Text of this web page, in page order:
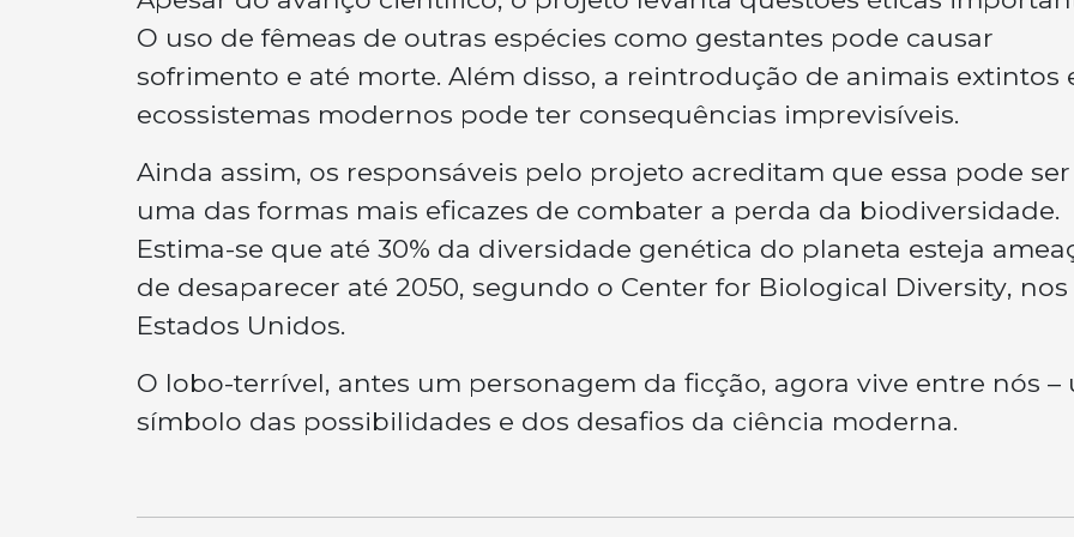
O uso de fêmeas de outras espécies como gestantes pode causar
sofrimento e até morte. Além disso, a reintrodução de animais extintos
ecossistemas modernos pode ter consequências imprevisíveis.
Ainda assim, os responsáveis pelo projeto acreditam que essa pode ser
uma das formas mais eficazes de combater a perda da biodiversidade.
Estima-se que até 30% da diversidade genética do planeta esteja
de desaparecer até 2050, segundo o Center for Biological Diversity, nos
Estados Unidos.
O lobo-terrível, antes um personagem da ficção, agora vive entre nós –
símbolo das possibilidades e dos desafios da ciência moderna.